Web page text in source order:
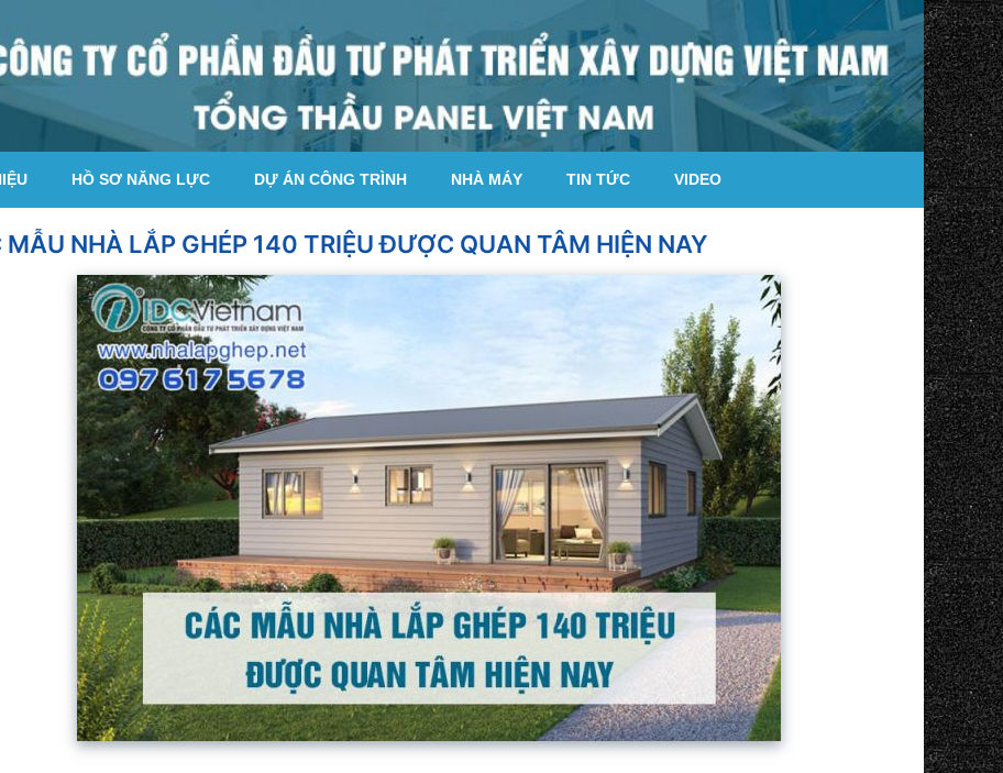
HỒ SƠ NĂNG LỰC DỰ ÁN CÔNG TRÌNH NHÀ MÁY TIN TỨC VIDEO
MẪU NHÀ LẮP GHÉP 140 TRIỆU ĐƯỢC QUAN TÂM HIỆN NAY